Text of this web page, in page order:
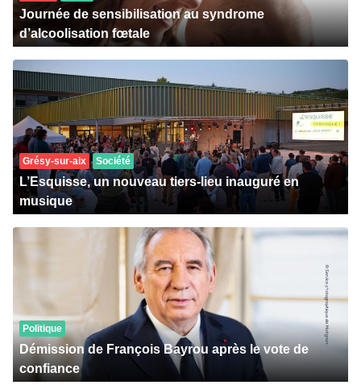
Journée de sensibilisation au syndrome
d’alcoolisation fœtale
Grésy-sur-aix Société
L’Esquisse, un nouveau tiers-lieu inauguré en
musique
Politique
Démission de François Bayrou après le vote de
confiance